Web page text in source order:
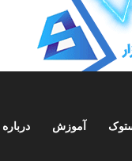
آموزش درباره